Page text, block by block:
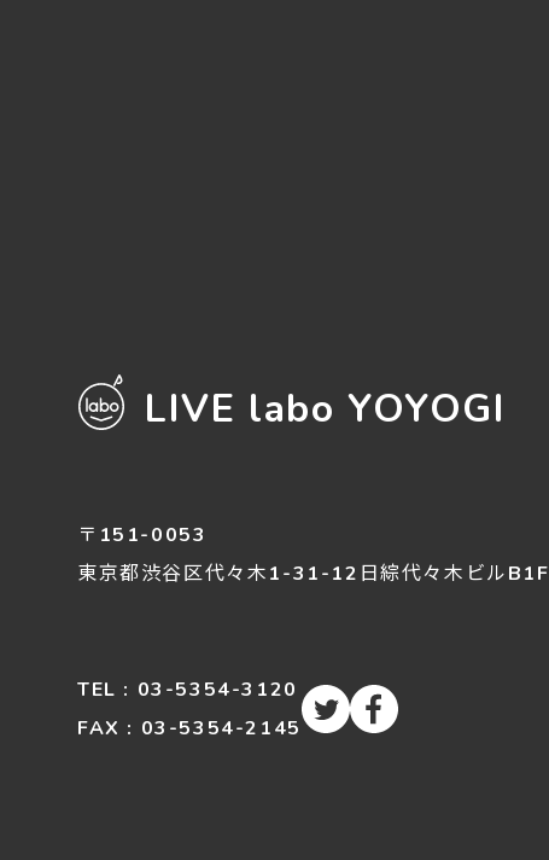
LIVE labo YOYOGI
〒151-0053
東京都渋谷区代々木1-31-12 日綜代々木ビルB1F
TEL : 03-5354-3120
FAX : 03-5354-2145